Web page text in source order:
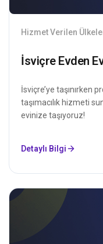
Hizmet Verilen
İsviçre Evden
İsviçre’ye taşınırken
taşımacılık hizmeti
evinize taşıyoruz!
Detaylı Bilgi